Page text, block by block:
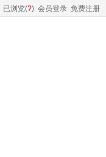
已浏览(?) 会员登录 免费注册